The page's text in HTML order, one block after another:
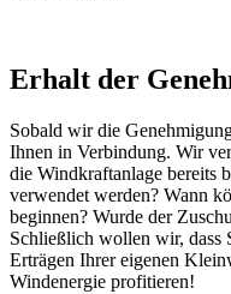
Erhalt der
Sobald wir die
Ihnen in Verbindung. Wir
die Windkraftanlage bereits
verwendet werden? Wann
beginnen? Wurde der
Schließlich wollen wir, dass
Erträgen Ihrer eigenen
Windenergie profitieren!